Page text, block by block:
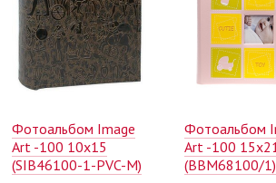
Фотоальбом Image
Art -100 10x15
(SIB46100-1-PVC-M)
Фотоальбом
Art -100
(BBM68100/1)